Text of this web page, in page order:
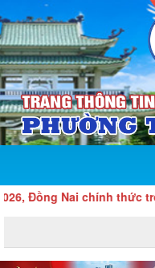
Nai chính thức trở